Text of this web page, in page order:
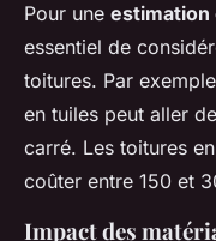
Pour une estimation
essentiel de
toitures. Par
en tuiles peut aller
carré. Les toitures
coûter entre 150 et
Impact des